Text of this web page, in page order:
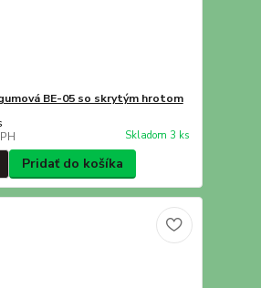
BE-05 so skrytým hrotom
Skladom 3 ks
Pridať do košíka